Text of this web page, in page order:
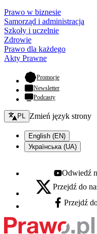
Prawo w biznesie
Samorząd i administracja
Szkoły i uczelnie
Zdrowie
Prawo dla każdego
Akty Prawne
Promocje- otwiera się w
Newsletter
Podcasty
Zmień język - bieżący:
PL Zmień język strony
English (EN)
Українська (UA)
Youtube -
Odwiedź
X - otwiera się w nowej
Przejdź do
Facebook -
Przejdź